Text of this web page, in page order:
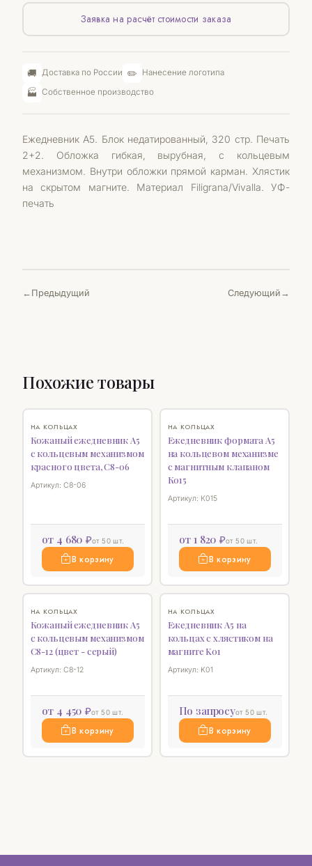
Заявка на расчёт стоимости заказа
🚚 Доставка по России ✏️ Нанесение логотипа
🏭 Собственное производство
Ежедневник А5. Блок недатированный, 320 стр. Печать
2+2. Обложка гибкая, вырубная, с кольцевым
механизмом. Внутри обложки прямой карман. Хлястик
на скрытом магните. Материал Filigrana/Vivalla. УФ-
печать
Предыдущий Следующий
Похожие товары
НА КОЛЬЦАХ
Кожаный ежедневник А5
с кольцевым механизмом
красного цвета, C8-06
Артикул: C8-06
от 4 680 ₽от 50 шт.
В корзину
НА КОЛЬЦАХ
Ежедневник формата А5
на кольцевом механизме
с магнитным клапаном
К015
Артикул: К015
от 1 820 ₽от 50 шт.
В корзину
НА КОЛЬЦАХ
Кожаный ежедневник А5
с кольцевым механизмом
C8-12 (цвет - серый)
Артикул: C8-12
от 4 450 ₽от 50 шт.
В корзину
НА КОЛЬЦАХ
Ежедневник А5 на
кольцах с хлястиком на
магните K01
Артикул: K01
По запросуот 50 шт.
В корзину